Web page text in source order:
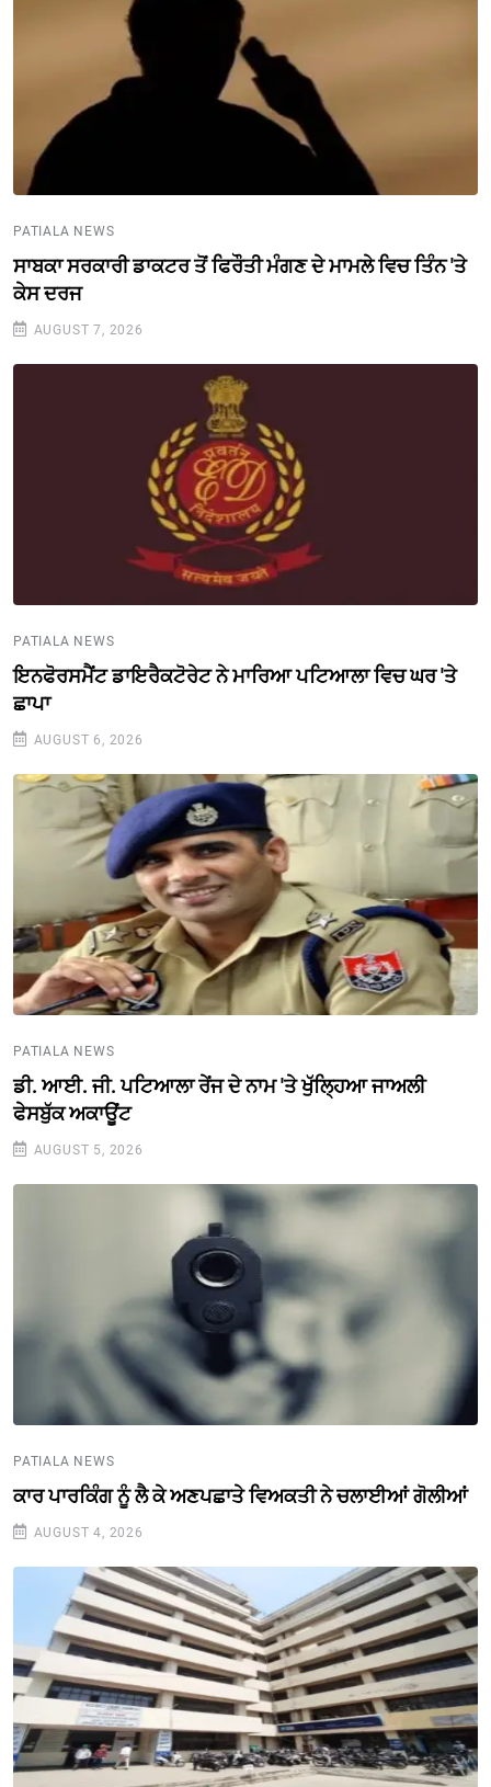
PATIALA NEWS
ਸਾਬਕਾ ਸਰਕਾਰੀ ਡਾਕਟਰ ਤੋਂ ਫਿਰੌਤੀ ਮੰਗਣ ਦੇ ਮਾਮਲੇ ਵਿਚ ਤਿੰਨ 'ਤੇ
ਕੇਸ ਦਰਜ
AUGUST 7, 2026
PATIALA NEWS
ਇਨਫੋਰਸਮੈਂਟ ਡਾਇਰੈਕਟੋਰੇਟ ਨੇ ਮਾਰਿਆ ਪਟਿਆਲਾ ਵਿਚ ਘਰ 'ਤੇ
ਛਾਪਾ
AUGUST 6, 2026
PATIALA NEWS
ਡੀ. ਆਈ. ਜੀ. ਪਟਿਆਲਾ ਰੇਂਜ ਦੇ ਨਾਮ 'ਤੇ ਖੁੱਲ੍ਹਿਆ ਜਾਅਲੀ
ਫੇਸਬੁੱਕ ਅਕਾਊਂਟ
AUGUST 5, 2026
PATIALA NEWS
ਕਾਰ ਪਾਰਕਿੰਗ ਨੂੰ ਲੈ ਕੇ ਅਣਪਛਾਤੇ ਵਿਅਕਤੀ ਨੇ ਚਲਾਈਆਂ ਗੋਲੀਆਂ
AUGUST 4, 2026